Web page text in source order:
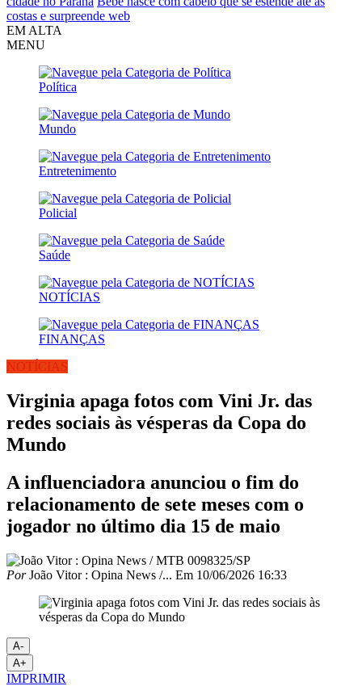
costas e surpreende web
EM ALTA
MENU
Política
Mundo
Entretenimento
Policial
Saúde
NOTÍCIAS
FINANÇAS
NOTÍCIAS
Virginia apaga fotos com Vini Jr. das
redes sociais às vésperas da Copa do
Mundo
A influenciadora anunciou o fim do
relacionamento de sete meses com o
jogador no último dia 15 de maio
PorJoão Vitor : Opina News /... Em 10/06/2026 16:33
A-
A+
IMPRIMIR